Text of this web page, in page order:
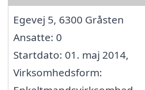
Egevej 5, 6300 Gråsten
Ansatte: 0
Startdato: 01. maj 2014,
Virksomhedsform: